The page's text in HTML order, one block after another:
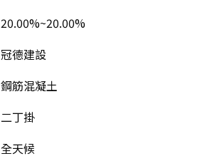
20.00%~20.00%
冠德建設
鋼筋混凝土
二丁掛
全天候